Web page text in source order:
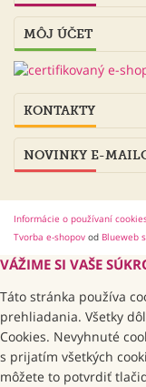
MÔJ ÚČET
KONTAKTY
NOVINKY E-
Informácie o používaní
Tvorba e-shopov od Blueweb
VÁŽIME SI VAŠE
Táto stránka používa
prehliadania. Všetky
Cookies. Nevyhnuté
s prijatím všetkých
môžete to potvrdiť